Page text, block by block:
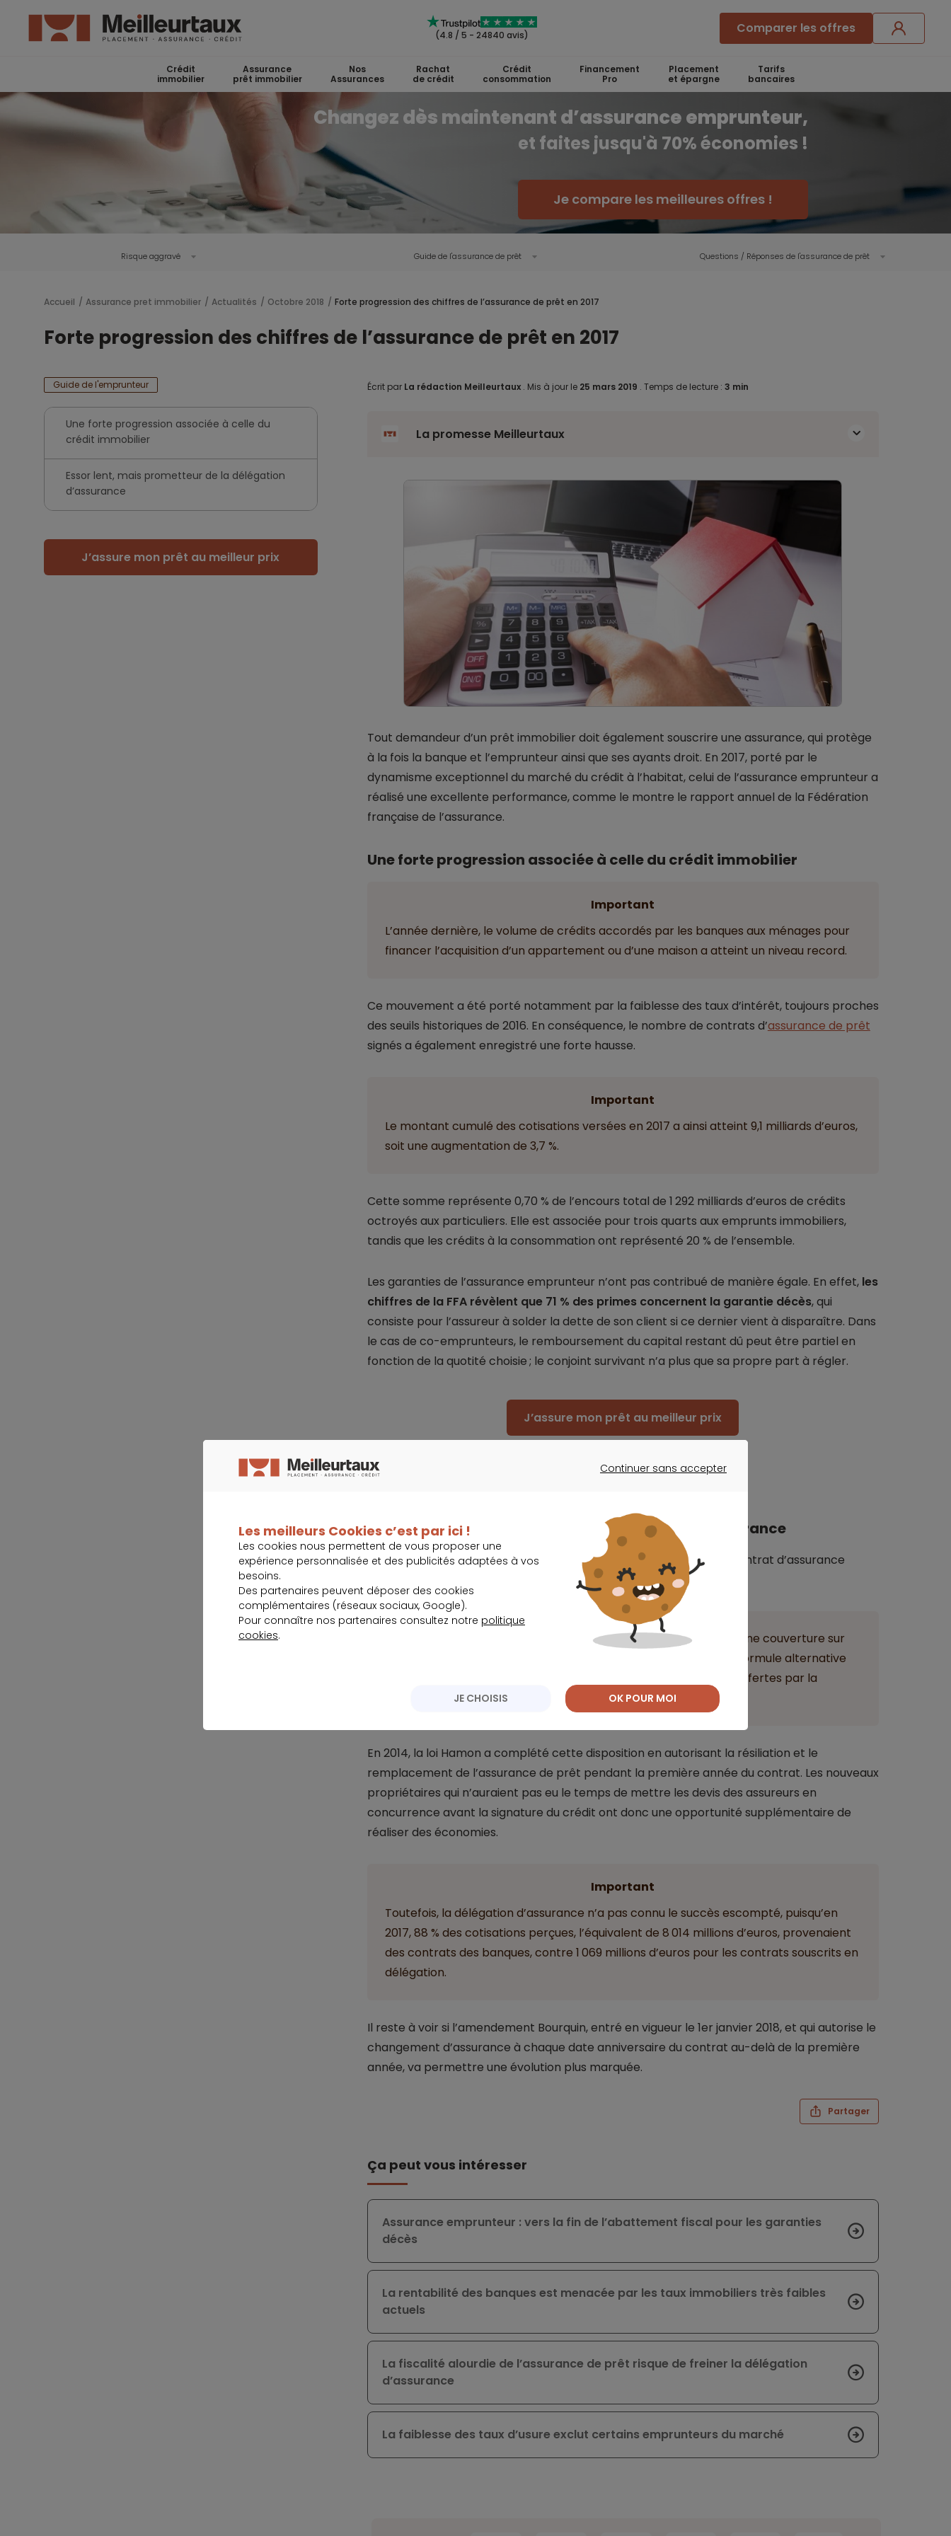
(4.8 / 5 - 24840 avis) Comparer les offres
Crédit
immobilier
Assurance
prêt immobilier
Nos
Assurances
Rachat
de crédit
Crédit
consommation
Financement
Pro
Placement
et épargne
Tarifs
bancaires
Changez dès maintenant d’assurance emprunteur,
et faites jusqu'à 70% économies !
Je compare les meilleures offres !
Risque aggravé Guide de l'assurance de prêt Questions / Réponses de l'assurance de prêt
Accueil Assurance pret immobilier Actualités Octobre 2018 Forte progression des chiffres de l’assurance de prêt en 2017
Forte progression des chiffres de l’assurance de prêt en 2017
Guide de l'emprunteur
Une forte progression associée à celle du
crédit immobilier
Essor lent, mais prometteur de la délégation
d’assurance
J’assure mon prêt au meilleur prix
Écrit par La rédaction Meilleurtaux . Mis à jour le 25 mars 2019 . Temps de lecture : 3 min
La promesse Meilleurtaux
Tout demandeur d’un prêt immobilier doit également souscrire une assurance, qui protège
à la fois la banque et l’emprunteur ainsi que ses ayants droit. En 2017, porté par le
dynamisme exceptionnel du marché du crédit à l’habitat, celui de l’assurance emprunteur a
réalisé une excellente performance, comme le montre le rapport annuel de la Fédération
française de l’assurance.
Une forte progression associée à celle du crédit immobilier
Important
L’année dernière, le volume de crédits accordés par les banques aux ménages pour
financer l’acquisition d’un appartement ou d’une maison a atteint un niveau record.
Ce mouvement a été porté notamment par la faiblesse des taux d’intérêt, toujours proches
des seuils historiques de 2016. En conséquence, le nombre de contrats d’assurance de prêt
signés a également enregistré une forte hausse.
Important
Le montant cumulé des cotisations versées en 2017 a ainsi atteint 9,1 milliards d’euros,
soit une augmentation de 3,7 %.
Cette somme représente 0,70 % de l’encours total de 1 292 milliards d’euros de crédits
octroyés aux particuliers. Elle est associée pour trois quarts aux emprunts immobiliers,
tandis que les crédits à la consommation ont représenté 20 % de l’ensemble.
Les garanties de l’assurance emprunteur n’ont pas contribué de manière égale. En effet, les
chiffres de la FFA révèlent que 71 % des primes concernent la garantie décès, qui
consiste pour l’assureur à solder la dette de son client si ce dernier vient à disparaître. Dans
le cas de co-emprunteurs, le remboursement du capital restant dû peut être partiel en
fonction de la quotité choisie ; le conjoint survivant n’a plus que sa propre part à régler.
J’assure mon prêt au meilleur prix
Essor lent, mais prometteur de la délégation d’assurance
Depuis 2010, les emprunteurs n’ont plus l’obligation de prendre le contrat d’assurance
groupe proposé systématiquement par l’établissement prêteur.
En s’adressant à une compagnie tierce, ils peuvent bénéficier d’une couverture sur
mesure et financièrement plus avantageuse, à condition que la formule alternative
retenue présente des garanties au moins équivalentes à celles offertes par la
En 2014, la loi Hamon a complété cette disposition en autorisant la résiliation et le
remplacement de l’assurance de prêt pendant la première année du contrat. Les nouveaux
propriétaires qui n’auraient pas eu le temps de mettre les devis des assureurs en
concurrence avant la signature du crédit ont donc une opportunité supplémentaire de
réaliser des économies.
Important
Toutefois, la délégation d’assurance n’a pas connu le succès escompté, puisqu’en
2017, 88 % des cotisations perçues, l’équivalent de 8 014 millions d’euros, provenaient
des contrats des banques, contre 1 069 millions d’euros pour les contrats souscrits en
délégation.
Il reste à voir si l’amendement Bourquin, entré en vigueur le 1er janvier 2018, et qui autorise le
changement d’assurance à chaque date anniversaire du contrat au-delà de la première
année, va permettre une évolution plus marquée.
Partager
Ça peut vous intéresser
Assurance emprunteur : vers la fin de l’abattement fiscal pour les garanties
décès
La rentabilité des banques est menacée par les taux immobiliers très faibles
actuels
La fiscalité alourdie de l’assurance de prêt risque de freiner la délégation
d’assurance
La faiblesse des taux d’usure exclut certains emprunteurs du marché
Continuer sans accepter
Les meilleurs Cookies c’est par ici !
Les cookies nous permettent de vous proposer une
expérience personnalisée et des publicités adaptées à vos
besoins.
Des partenaires peuvent déposer des cookies
complémentaires (réseaux sociaux, Google).
Pour connaître nos partenaires consultez notre politique
cookies.
JE CHOISIS OK POUR MOI